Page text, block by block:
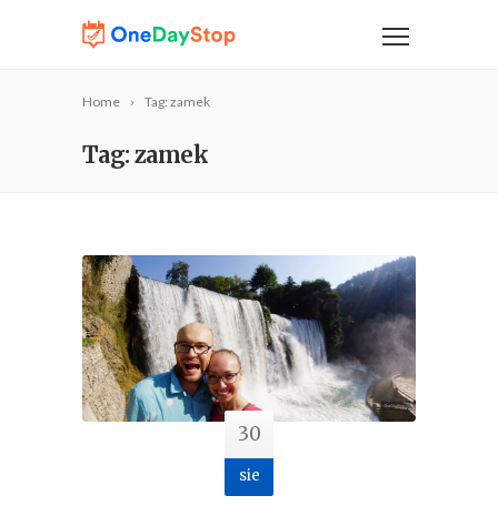
Home Tag: zamek
Tag: zamek
30
sie